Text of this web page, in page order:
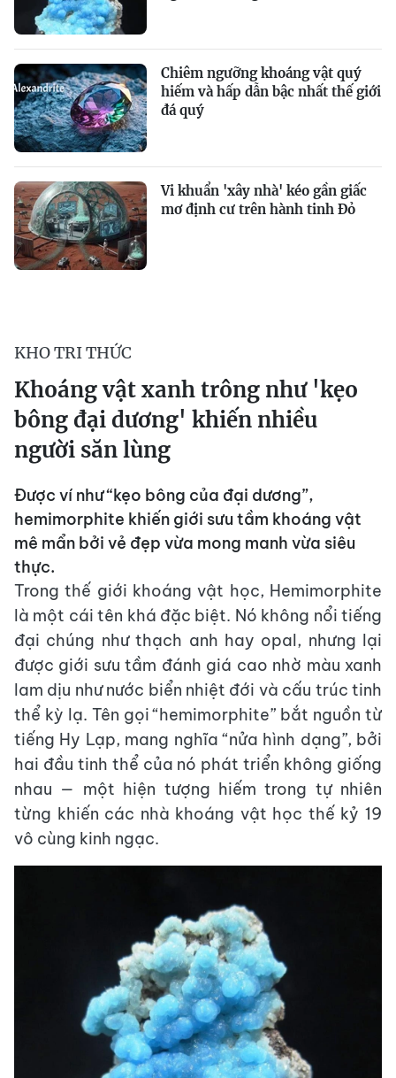
Chiêm ngưỡng khoáng vật quý
hiếm và hấp dẫn bậc nhất thế giới
đá quý
Vi khuẩn 'xây nhà' kéo gần giấc
mơ định cư trên hành tinh Đỏ
KHO TRI THỨC
Khoáng vật xanh trông như 'kẹo
bông đại dương' khiến nhiều
người săn lùng
Được ví như “kẹo bông của đại dương”,
hemimorphite khiến giới sưu tầm khoáng vật
mê mẩn bởi vẻ đẹp vừa mong manh vừa siêu
thực.
Trong thế giới khoáng vật học, Hemimorphite
là một cái tên khá đặc biệt. Nó không nổi tiếng
đại chúng như thạch anh hay opal, nhưng lại
được giới sưu tầm đánh giá cao nhờ màu xanh
lam dịu như nước biển nhiệt đới và cấu trúc tinh
thể kỳ lạ. Tên gọi “hemimorphite” bắt nguồn từ
tiếng Hy Lạp, mang nghĩa “nửa hình dạng”, bởi
hai đầu tinh thể của nó phát triển không giống
nhau — một hiện tượng hiếm trong tự nhiên
từng khiến các nhà khoáng vật học thế kỷ 19
vô cùng kinh ngạc.